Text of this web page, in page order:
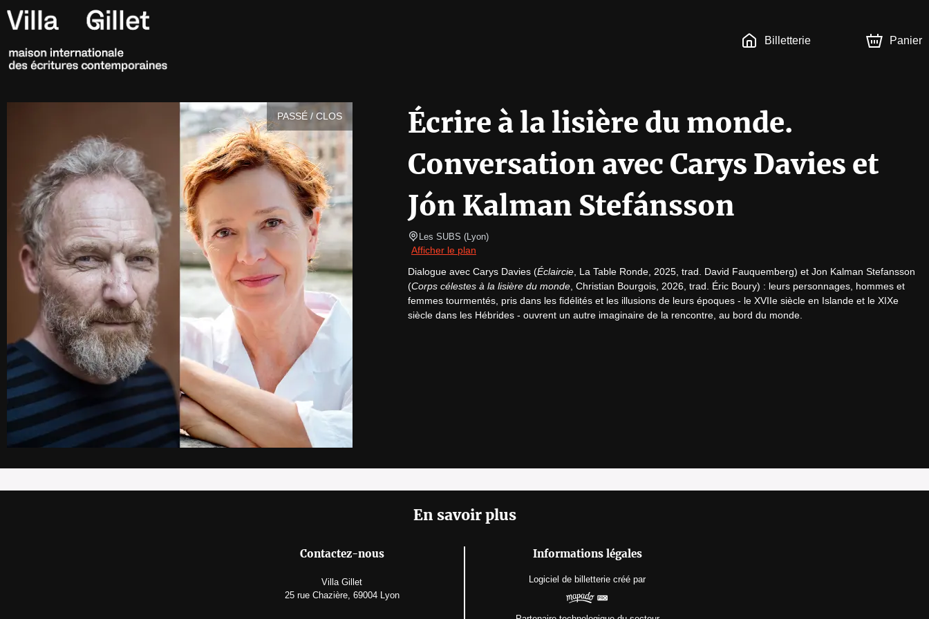
Billetterie Panier
PASSÉ / CLOS
Écrire à la lisière du monde.
Conversation avec Carys Davies et
Jón Kalman Stefánsson
Les SUBS (Lyon)
Afficher le plan
Dialogue avec Carys Davies (Éclaircie , La Table Ronde, 2025, trad. David Fauquemberg) et Jon Kalman Stefansson
(Corps célestes à la lisière du monde , Christian Bourgois, 2026, trad. Éric Boury) : leurs personnages, hommes et
femmes tourmentés, pris dans les fidélités et les illusions de leurs époques - le XVIIe siècle en Islande et le XIXe
siècle dans les Hébrides - ouvrent un autre imaginaire de la rencontre, au bord du monde.
En savoir plus
Contactez-nous
Villa Gillet
25 rue Chazière, 69004 Lyon
Informations légales
Logiciel de billetterie créé par